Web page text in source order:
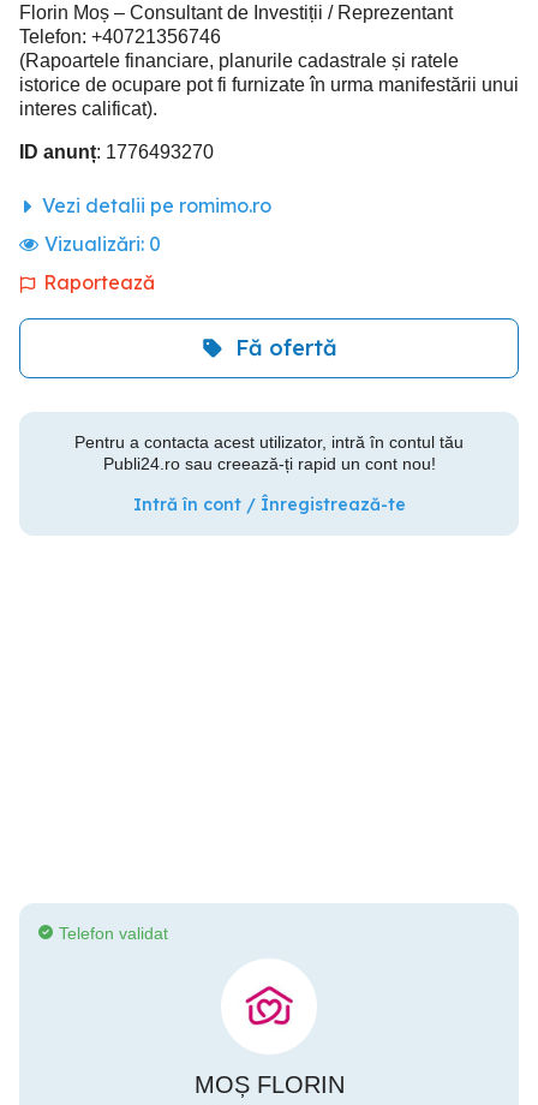
Florin Moș – Consultant de Investiții / Reprezentant
Telefon: +40721356746
(Rapoartele financiare, planurile cadastrale și ratele
istorice de ocupare pot fi furnizate în urma manifestării unui
interes calificat).
ID anunț: 1776493270
Vezi detalii pe romimo.ro
Vizualizări: 0
Raportează
Fă ofertă
Pentru a contacta acest utilizator, intră în contul tău
Publi24.ro sau creează-ți rapid un cont nou!
Intră în cont / Înregistrează-te
Telefon validat
MOȘ FLORIN